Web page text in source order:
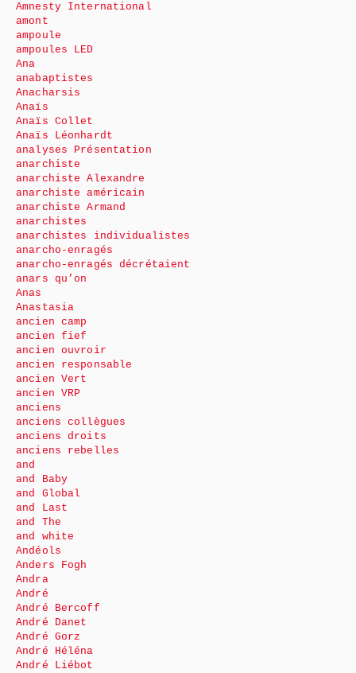
Amnesty International
amont
ampoule
ampoules LED
Ana
anabaptistes
Anacharsis
Anaïs
Anaïs Collet
Anaïs Léonhardt
analyses Présentation
anarchiste
anarchiste Alexandre
anarchiste américain
anarchiste Armand
anarchistes
anarchistes individualistes
anarcho-enragés
anarcho-enragés décrétaient
anars qu’on
Anas
Anastasia
ancien camp
ancien fief
ancien ouvroir
ancien responsable
ancien Vert
ancien VRP
anciens
anciens collègues
anciens droits
anciens rebelles
and
and Baby
and Global
and Last
and The
and white
Andéols
Anders Fogh
Andra
André
André Bercoff
André Danet
André Gorz
André Héléna
André Liébot